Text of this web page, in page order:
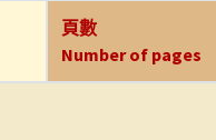
頁數
Number of pages